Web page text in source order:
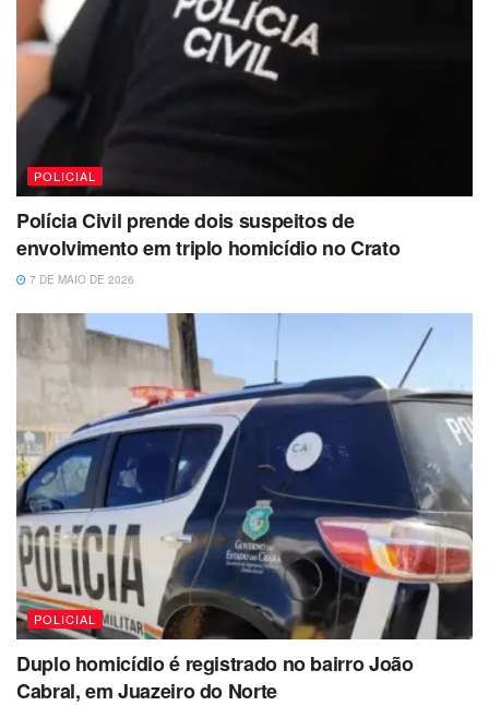
POLICIAL
Polícia Civil prende dois suspeitos de
envolvimento em triplo homicídio no Crato
7 DE MAIO DE 2026
POLICIAL
Duplo homicídio é registrado no bairro João
Cabral, em Juazeiro do Norte